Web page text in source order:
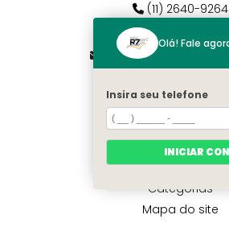
(11) 2640-9264
(11) 98784-6664
MENU
Home
Quem somos
Contato
Categorias
Mapa do site
Olá! Fale
Insira seu telefone
INICIAR